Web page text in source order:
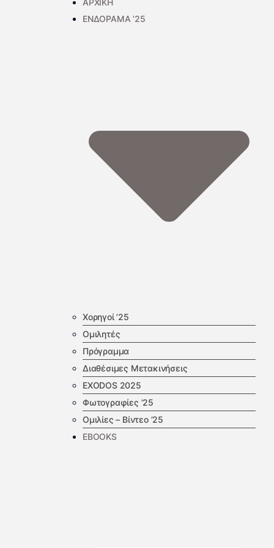
ΑΡΧΙΚΗ
ΕΝΔΟΡΑΜΑ ’25
Χορηγοί ’25
Ομιλητές
Πρόγραμμα
Διαθέσιμες Μετακινήσεις
EXODOS 2025
Φωτογραφίες ’25
Ομιλίες – Βίντεο ’25
EBOOKS